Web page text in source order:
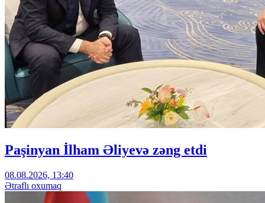
Paşinyan İlham Əliyevə zəng etdi
08.08.2026, 13:40
Ətraflı oxumaq